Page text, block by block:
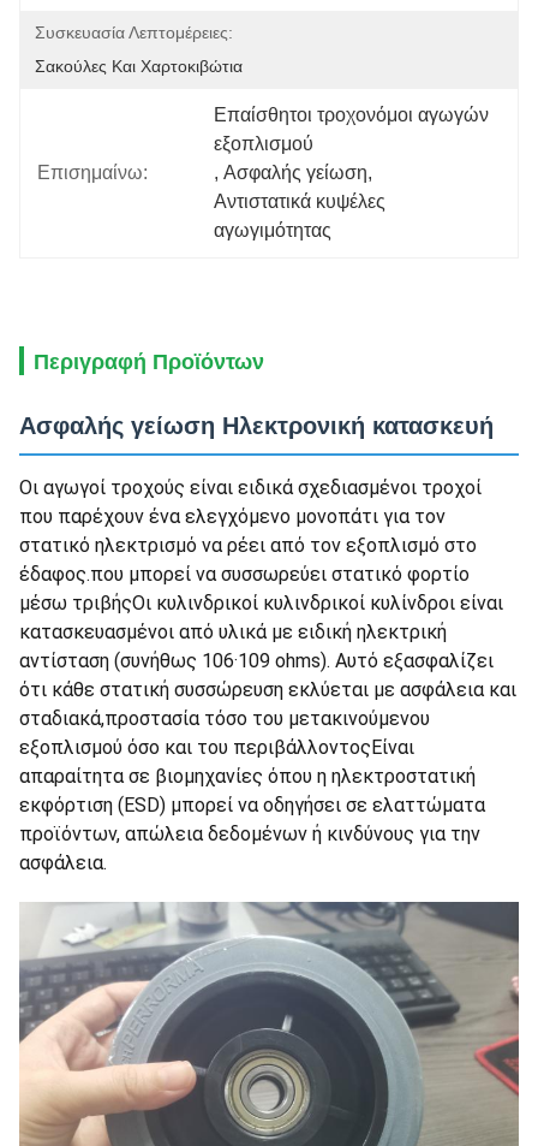
Συσκευασία Λεπτομέρειες:
Σακούλες Και Χαρτοκιβώτια
Επισημαίνω:
Επαίσθητοι τροχονόμοι αγωγών
εξοπλισμού
, Ασφαλής γείωση,
Αντιστατικά κυψέλες
αγωγιμότητας
Περιγραφή Προϊόντων
Ασφαλής γείωση Ηλεκτρονική κατασκευή
Οι αγωγοί τροχούς είναι ειδικά σχεδιασμένοι τροχοί
που παρέχουν ένα ελεγχόμενο μονοπάτι για τον
στατικό ηλεκτρισμό να ρέει από τον εξοπλισμό στο
έδαφος.που μπορεί να συσσωρεύει στατικό φορτίο
μέσω τριβήςΟι κυλινδρικοί κυλινδρικοί κυλίνδροι είναι
κατασκευασμένοι από υλικά με ειδική ηλεκτρική
αντίσταση (συνήθως 106·109 ohms). Αυτό εξασφαλίζει
ότι κάθε στατική συσσώρευση εκλύεται με ασφάλεια και
σταδιακά,προστασία τόσο του μετακινούμενου
εξοπλισμού όσο και του περιβάλλοντοςΕίναι
απαραίτητα σε βιομηχανίες όπου η ηλεκτροστατική
εκφόρτιση (ESD) μπορεί να οδηγήσει σε ελαττώματα
προϊόντων, απώλεια δεδομένων ή κινδύνους για την
ασφάλεια.